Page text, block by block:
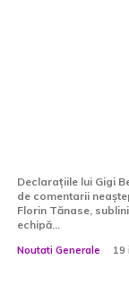
Declarațiile lui Gigi
de comentarii
Florin Tănase,
echipă...
Noutati Generale 19